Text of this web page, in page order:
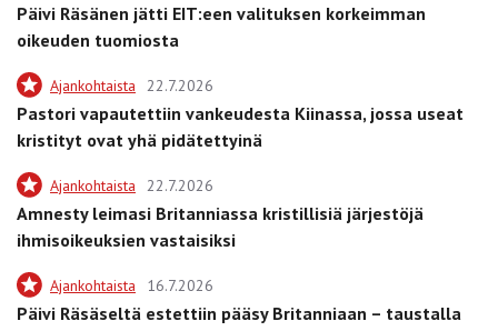
Päivi Räsänen jätti EIT:een valituksen korkeimman
oikeuden tuomiosta
Ajankohtaista 22.7.2026
Pastori vapautettiin vankeudesta Kiinassa, jossa useat
kristityt ovat yhä pidätettyinä
Ajankohtaista 22.7.2026
Amnesty leimasi Britanniassa kristillisiä järjestöjä
ihmisoikeuksien vastaisiksi
Ajankohtaista 16.7.2026
Päivi Räsäseltä estettiin pääsy Britanniaan – taustalla